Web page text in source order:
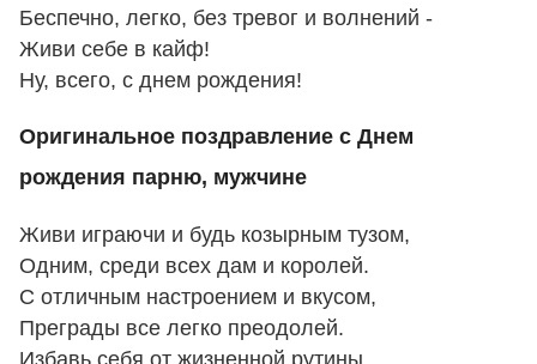
Беспечно, легко, без тревог и волнений -
Живи себе в кайф!
Ну, всего, с днем рождения!
Оригинальное поздравление с Днем
рождения парню, мужчине
Живи играючи и будь козырным тузом,
Одним, среди всех дам и королей.
С отличным настроением и вкусом,
Преграды все легко преодолей.
Избавь себя от жизненной рутины,